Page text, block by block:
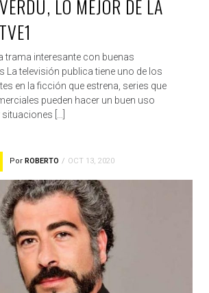
LO MEJOR DE LA
trama interesante con buenas
La televisión publica tiene uno de los
en la ficción que estrena, series que
pueden hacer un buen uso
[…]
Por ROBERTO OCT 13, 2020